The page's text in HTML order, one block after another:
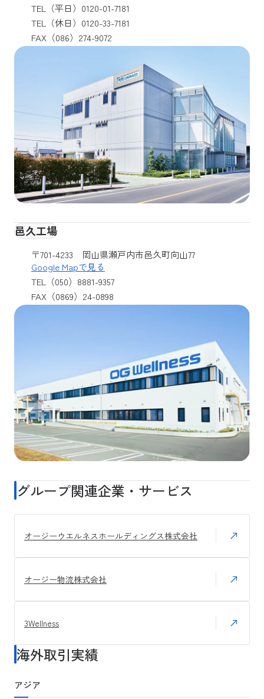
TEL（平日）0120-01-7181
TEL（休日）0120-33-7181
FAX（086）274-9072
邑久工場
〒701-4233 岡山県瀬戸内市邑久町向山77
Google Mapで見る
TEL（050）8881-9357
FAX（0869）24-0898
グループ関連企業・サービス
オージーウエルネスホールディングス株式会社
オージー物流株式会社
3Wellness
海外取引実績
アジア